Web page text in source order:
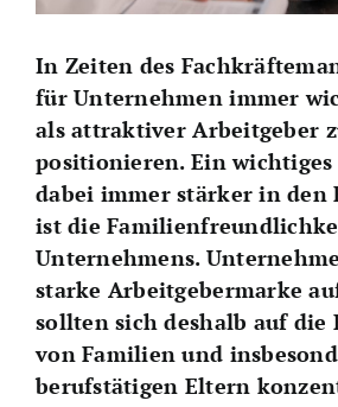
In Zeiten des
für Unternehmen immer
als attraktiver Arbeitgeber
positionieren. Ein
dabei immer stärker in den
ist die
Unternehmens.
starke Arbeitgebermarke
sollten sich deshalb auf die
von Familien und
berufstätigen Eltern